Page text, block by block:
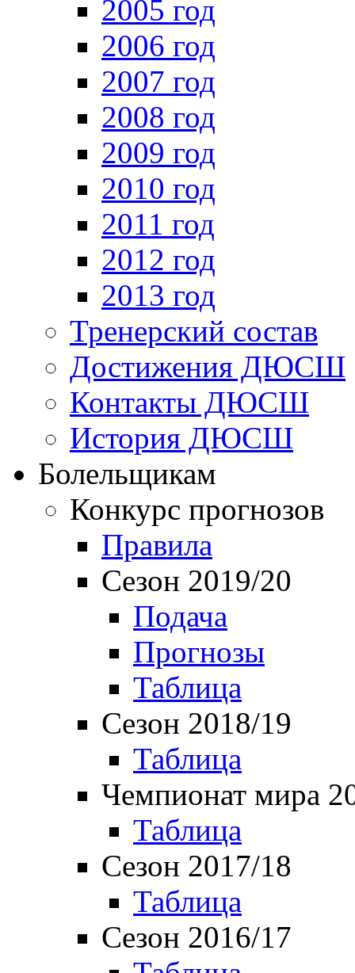
2005 год
2006 год
2007 год
2008 год
2009 год
2010 год
2011 год
2012 год
2013 год
Тренерский состав
Достижения ДЮСШ
Контакты ДЮСШ
История ДЮСШ
Болельщикам
Конкурс прогнозов
Правила
Сезон 2019/20
Подача
Прогнозы
Таблица
Сезон 2018/19
Таблица
Чемпионат мира
Таблица
Сезон 2017/18
Таблица
Сезон 2016/17